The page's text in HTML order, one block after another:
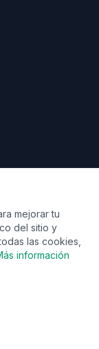
reservados.
mejorar tu
del sitio y
las cookies,
información